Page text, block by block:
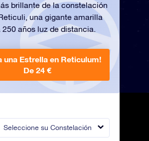
Seleccione su Constelación
brillante de la constelación
una gigante amarilla
250 años luz de distancia.
una Estrella en Reticulum!
De 24 €